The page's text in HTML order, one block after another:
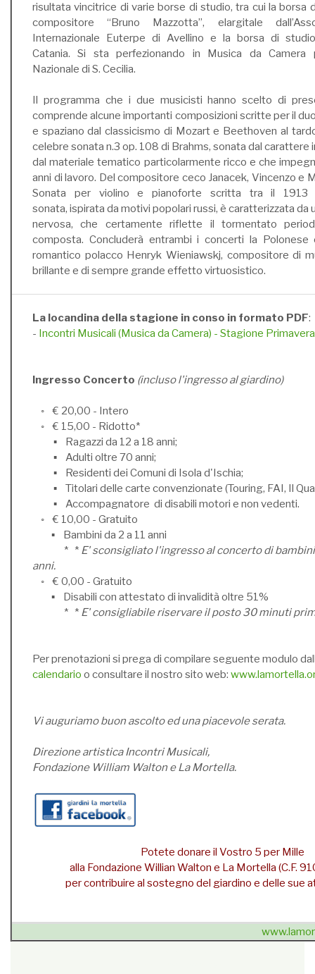
risultata vincitrice di varie borse di studio, tra cui la borsa
compositore “Bruno Mazzotta”, elargitale
Internazionale Euterpe di Avellino e la borsa di
Catania. Si sta perfezionando in Musica da Camera
Nazionale di S. Cecilia.
Il programma che i due musicisti hanno scelto di
comprende alcune importanti composizioni scritte per il
e spaziano dal classicismo di Mozart e Beethoven al
celebre sonata n.3 op. 108 di Brahms, sonata dal carattere
dal materiale tematico particolarmente ricco e che
anni di lavoro. Del compositore ceco Janacek, Vincenzo e
Sonata per violino e pianoforte scritta tra il
sonata, ispirata da motivi popolari russi, è caratterizzata da
nervosa, che certamente riflette il tormentato
composta. Concluderà entrambi i concerti la Polonese
romantico polacco Henryk Wieniawskj, compositore di
brillante e di sempre grande effetto virtuosistico.
La locandina della stagione in conso in formato PDF:
- Incontri Musicali (Musica da Camera) - Stagione
Ingresso Concerto (incluso l'ingresso al giardino)
◦ € 20,00 - Intero
◦ € 15,00 - Ridotto*
▪ Ragazzi da 12 a 18 anni;
▪ Adulti oltre 70 anni;
▪ Residenti dei Comuni di Isola d'Ischia;
▪ Titolari delle carte convenzionate (Touring, FAI, Il
▪ Accompagnatore di disabili motori e non vedenti.
◦ € 10,00 - Gratuito
▪ Bambini da 2 a 11 anni
* * E' sconsigliato l'ingresso al concerto di
anni.
◦ € 0,00 - Gratuito
▪ Disabili con attestato di invalidità oltre 51%
* * E' consigliabile riservare il posto 30 minuti
Per prenotazioni si prega di compilare seguente modulo
calendario o consultare il nostro sito web:
Vi auguriamo buon ascolto ed una piacevole serata.
Direzione artistica Incontri Musicali,
Fondazione William Walton e La Mortella.
Potete donare il Vostro 5 per Mille
alla Fondazione Willian Walton e La Mortella (C.F.
per contribuire al sostegno del giardino e delle sue